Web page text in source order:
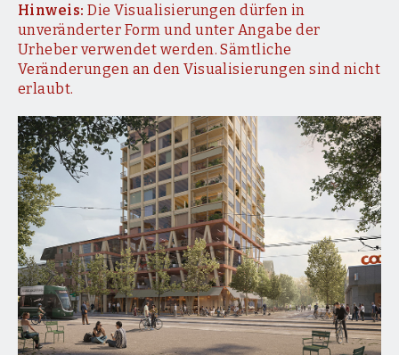
Hinweis: Die Visualisierungen dürfen in
unveränderter Form und unter Angabe der
Urheber verwendet werden. Sämtliche
Veränderungen an den Visualisierungen sind nicht
erlaubt.